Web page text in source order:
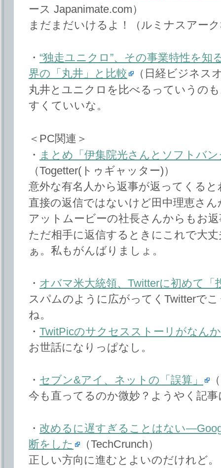
ース Japanimate.com）
まだまだいけるよ！（ルミナスアー
・ “独走ユニクロ”、その事業特性を知
界の「丸井」と比較
（日経ビジネス
丸井とユニクロを比べるっていうの
すくていいな。
＜PC関連＞
・ まとめ「伊集院光さんとソフトバ
（Togetter(トゥギャッター)）
意外な有名人から返事が返ってくる
直接の返信ではないけど田中理恵さ
アットムービーの社長さんからもお
ただ相手に返信するときにこれで大
ぁ。私もがんばりましょ。
・ オバマ米大統領、Twitterに初めて「
スパムのように広がってくTwitterで
ね。
・ TwitPicのサクセスストーリがなん
お世話になりっぱなし。
・ セブン&アイ、ネットの「誤算」
今も直ってるのか微妙？ようやく記
・ 改めるに遅すぎることはない
断をした
（TechCrunch）
正しい方向に進むとよいのだけれど。